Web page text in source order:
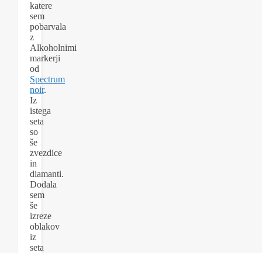
katere
sem
pobarvala
z
Alkoholnimi
markerji
od
Spectrum
noir.
Iz
istega
seta
so
še
zvezdice
in
diamanti.
Dodala
sem
še
izreze
oblakov
iz
seta